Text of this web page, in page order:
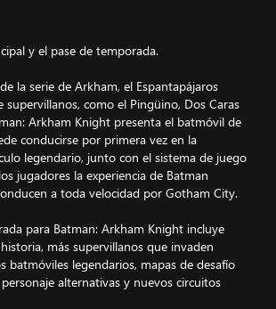
y el pase de temporada.
la serie de Arkham, el Espantapájaros
como el Pingüino, Dos Caras
Arkham Knight presenta el batmóvil de
conducirse por primera vez en la
legendario, junto con el sistema de juego
jugadores la experiencia de Batman
a toda velocidad por Gotham City.
para Batman: Arkham Knight incluye
más supervillanos que invaden
batmóviles legendarios, mapas de desafío
alternativas y nuevos circuitos